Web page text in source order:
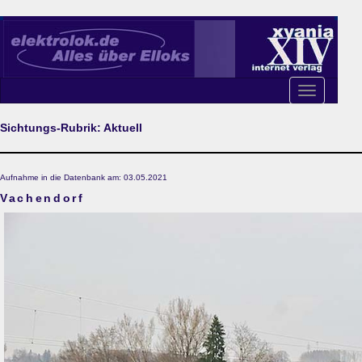
Toggle
navigation
Sichtungs-Rubrik: Aktuell
Aufnahme in die Datenbank am: 03.05.2021
Vachendorf